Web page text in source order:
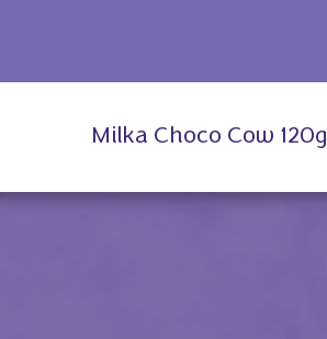
Milka Choco Cow 120g